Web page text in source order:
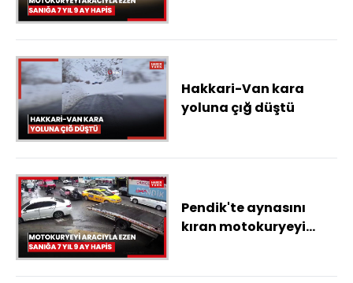
Hakkari-Van kara
yoluna çığ düştü
Pendik'te aynasını
kıran motokuryeyi